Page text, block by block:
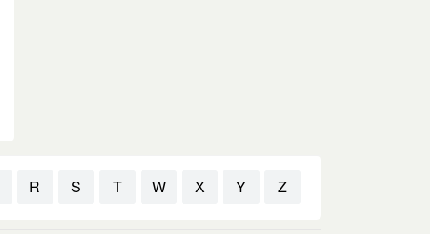
R S T W X Y Z